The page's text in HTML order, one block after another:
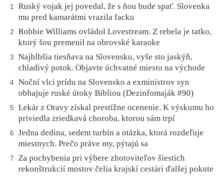
1
Ruský vojak jej povedal, že s ňou bude spať. Slovenka
mu pred kamarátmi vrazila facku
2
Robbie Williams ovládol Lovestream. Z rebela je tatko,
ktorý šou premenil na obrovské karaoke
3
Najhlbšia tiesňava na Slovensku, vyše sto jaskýň,
chladivý potok. Objavte úchvatné miesto na východe
4 Noční vlci prídu na Slovensko a exministrov syn
obhajuje ruské útoky Bibliou (Dezinfomaják #90)
5
Lekár z Oravy získal prestížne ocenenie. K výskumu ho
priviedla zriedkavá choroba, ktorou sám trpí
6
Jedna dedina, sedem turbín a otázka, ktorá rozdeľuje
miestnych. Prečo práve my, pýtajú sa
7
Za pochybenia pri výbere zhotoviteľov šiestich
rekonštrukcií mostov čelia krajskí cestári ďalšej pokute